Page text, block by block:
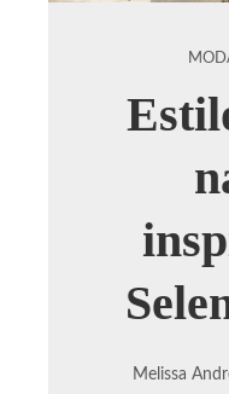
Melissa